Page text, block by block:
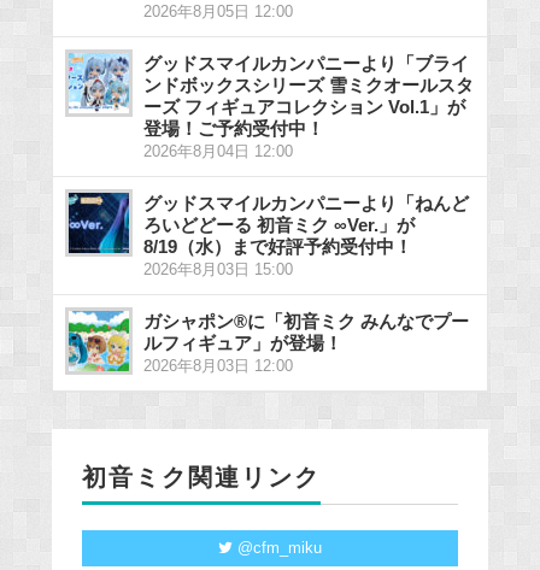
2026年8月05日 12:00
グッドスマイルカンパニーより「ブライ
ンドボックスシリーズ 雪ミクオールスタ
ーズ フィギュアコレクション Vol.1」が
登場！ご予約受付中！
2026年8月04日 12:00
グッドスマイルカンパニーより「ねんど
ろいどどーる 初音ミク ∞Ver.」が
8/19（水）まで好評予約受付中！
2026年8月03日 15:00
ガシャポン®に「初音ミク みんなでプー
ルフィギュア」が登場！
2026年8月03日 12:00
初音ミク関連リンク
@cfm_miku